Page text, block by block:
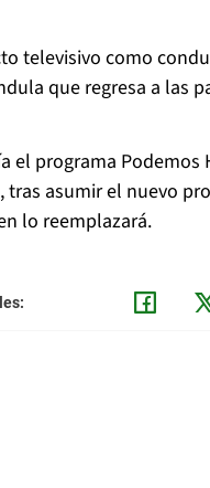
televisivo como
que regresa a las
el programa Podemos
asumir el nuevo
lo reemplazará.